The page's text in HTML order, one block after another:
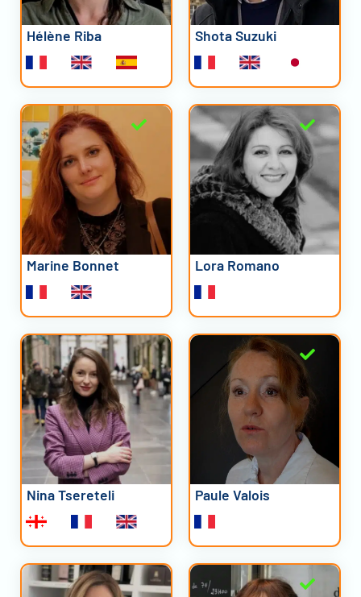
Hélène Riba Shota Suzuki
Marine Bonnet Lora Romano
Nina Tsereteli Paule Valois